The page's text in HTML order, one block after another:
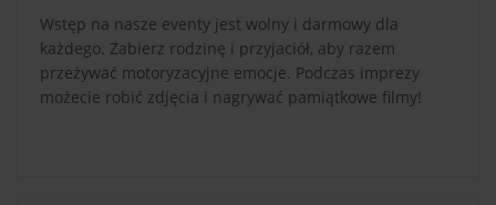
Wstęp na nasze eventy jest wolny i darmowy dla
każdego. Zabierz rodzinę i przyjaciół, aby razem
przeżywać motoryzacyjne emocje. Podczas imprezy
możecie robić zdjęcia i nagrywać pamiątkowe filmy!